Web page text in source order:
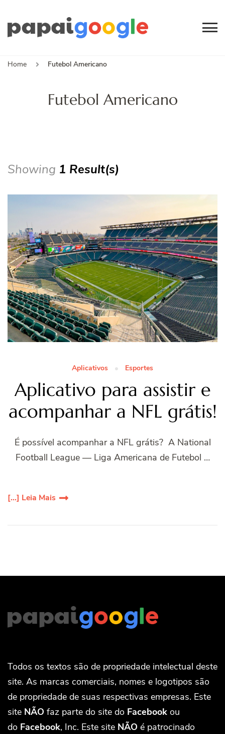
Home
Futebol Americano
Futebol Americano
Showing 1 Result(s)
Aplicativos Esportes
Aplicativo para assistir e
acompanhar a NFL grátis!
É possível acompanhar a NFL grátis? A National
Football League — Liga Americana de Futebol …
[...] Leia Mais
Todos os textos são de propriedade intelectual deste
site. As marcas comerciais, nomes e logotipos são
de propriedade de suas respectivas empresas. Este
site NÃO faz parte do site do Facebook ou
do Facebook, Inc. Este site NÃO é patrocinado